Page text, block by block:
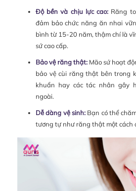
Độ bền và chịu lực cao: Răng
đảm bảo chức năng ăn nhai
bình từ 15-20 năm, thậm chí là
sứ cao cấp.
Bảo vệ răng thật:Mão sứ hoạt
bảo vệ cùi răng thật bên trong
khuẩn hay các tác nhân gây
ngoài.
Dễ dàng vệ sinh:Bạn có thể
tương tự như răng thật một cách